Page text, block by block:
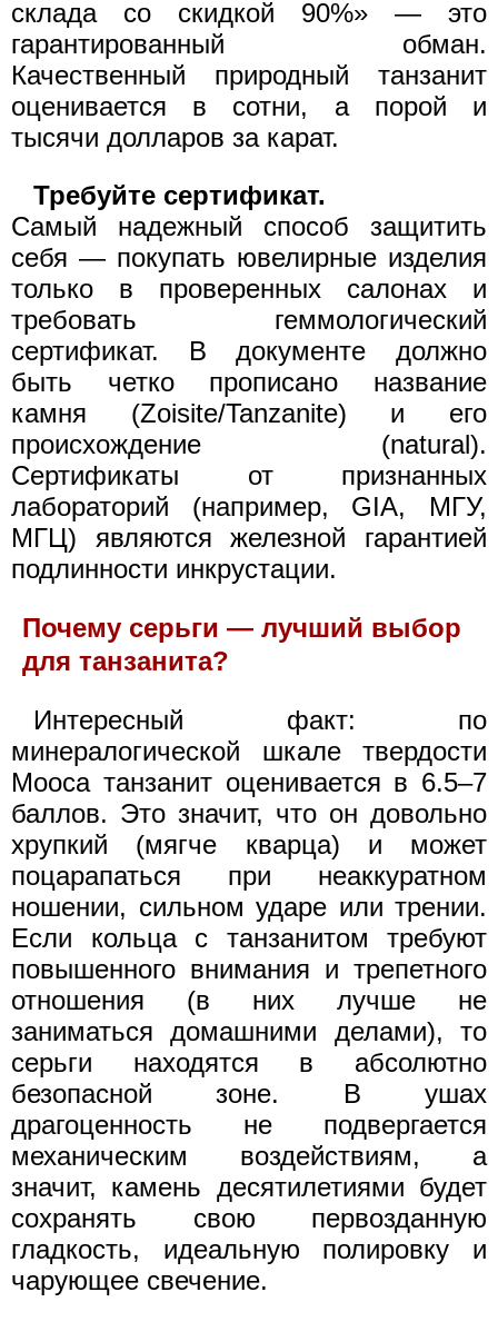
склада со скидкой 90%» — это
гарантированный обман.
Качественный природный танзанит
оценивается в сотни, а порой и
тысячи долларов за карат.
Требуйте сертификат.
Самый надежный способ защитить
себя — покупать ювелирные изделия
только в проверенных салонах и
требовать геммологический
сертификат. В документе должно
быть четко прописано название
камня (Zoisite/Tanzanite) и его
происхождение (natural).
Сертификаты от признанных
лабораторий (например, GIA, МГУ,
МГЦ) являются железной гарантией
подлинности инкрустации.
Почему серьги — лучший выбор
для танзанита?
Интересный факт: по
минералогической шкале твердости
Мооса танзанит оценивается в 6.5–7
баллов. Это значит, что он довольно
хрупкий (мягче кварца) и может
поцарапаться при неаккуратном
ношении, сильном ударе или трении.
Если кольца с танзанитом требуют
повышенного внимания и трепетного
отношения (в них лучше не
заниматься домашними делами), то
серьги находятся в абсолютно
безопасной зоне. В ушах
драгоценность не подвергается
механическим воздействиям, а
значит, камень десятилетиями будет
сохранять свою первозданную
гладкость, идеальную полировку и
чарующее свечение.